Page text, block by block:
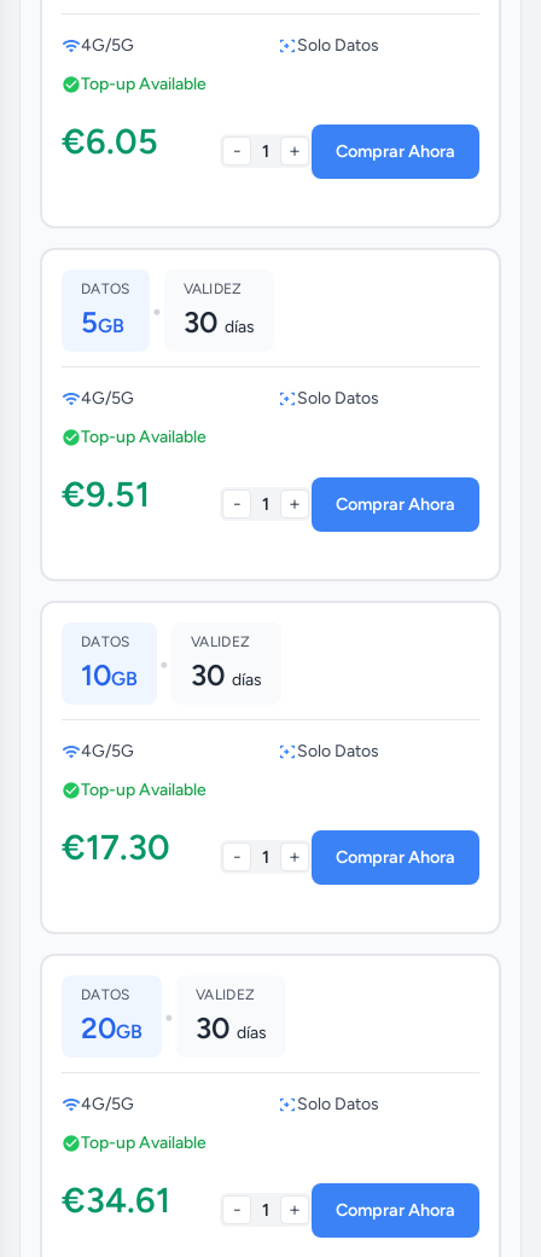
4G/5G
Solo Datos
Top-up Available
€6.05 - 1 + Comprar Ahora
DATOS
5GB •
VALIDEZ
30 días
4G/5G
Solo Datos
Top-up Available
€9.51 - 1 + Comprar Ahora
DATOS
10GB •
VALIDEZ
30 días
4G/5G
Solo Datos
Top-up Available
€17.30 - 1 + Comprar Ahora
DATOS
20GB •
VALIDEZ
30 días
4G/5G
Solo Datos
Top-up Available
€34.61 - 1 + Comprar Ahora